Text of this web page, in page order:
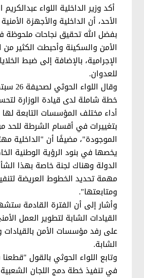
أكد وزير الداخلية اللواء
الأحد، أن الداخلية والأجهزة
بفضل الله تحقيق نجاحات ملحوظة
الأمن والسكينة وأحبطت الكثير من
الإجرامية، بالإضافة إلى ضبط
للعدوان.
وقال
خطة شاملة لدى قيادة الوزارة
أداء مختلف المؤسسات التابعة لها
بتغييرات في أقسام الشرطة للحد
الموجودة"، مضيفًا أن "الداخلية
يخصها في بنود الرؤية الوطنية
الدولة وهناك لجنة خاصة بهذا
مهمة تحديد الخطوط العريضة
ومتابعتها".
وأشار إلى أن الفترة القادمة
القيادات الشابة لتطوير العمل
على رفد مؤسسات الأمن بالقيادات
الشابة.
وتابع اللواء الحوثي بالقول
في تنفيذ خطة دمج اللجان